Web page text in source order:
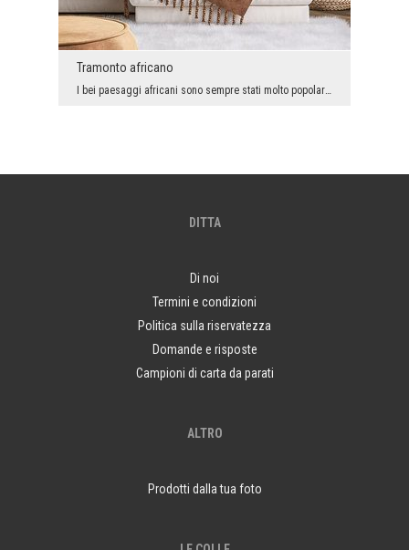
Tramonto africano
I bei paesaggi africani sono sempre stati molto popolari e questo probabilmente non cambierà, qui...
DITTA
Di noi
Termini e condizioni
Politica sulla riservatezza
Domande e risposte
Campioni di carta da parati
ALTRO
Prodotti dalla tua foto